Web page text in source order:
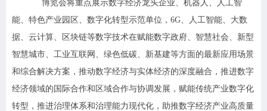
博览会将重点展示数字经济龙头企业、机器人、人工智
能、特色产业园区、数字化转型示范单位，6G、人工智能、大数
据、云计算、区块链等数字技术在赋能数字政府、智慧社会、新型
智慧城市、工业互联网、绿色低碳、新基建等方面的最新应用场景
和综合解决方案，推动数字经济与实体经济的深度融合，推进数字
经济领域的国际合作和区域合作与协调发展，赋能传统产业数字化
转型，推进治理体系和治理能力现代化，助推数字经济产业高质量